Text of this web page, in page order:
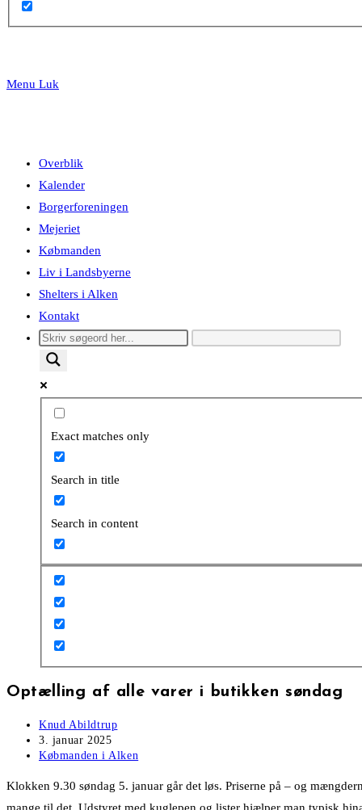
Menu Luk
Overblik
Kalender
Borgerforeningen
Mejeriet
Købmanden
Liv i Landsbyerne
Shelters i Alken
Kontakt
Exact matches only
Search in title
Search in content
Optælling af alle varer i butikken søndag
Post
author:
Knud Abildtrup
Post
published:
3. januar 2025
Post
Købmanden i Alken
Klokken 9.30 søndag 5. januar går det løs. Priserne på – og
mange til det. Udstyret med kuglepen og lister hjælper man typisk